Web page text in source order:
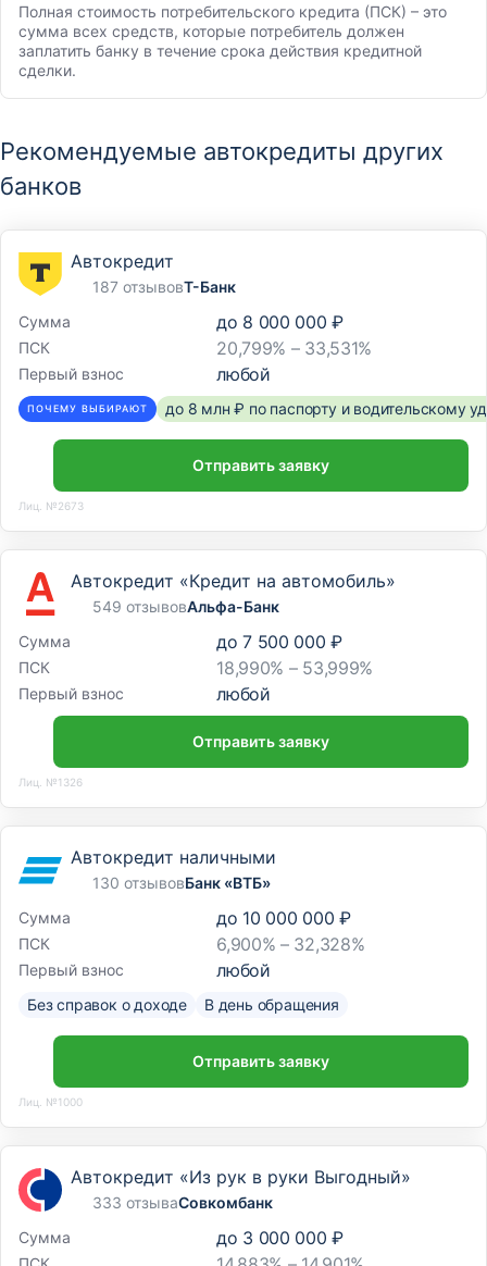
Полная стоимость потребительского кредита (ПСК) – это
сумма всех средств, которые потребитель должен
заплатить банку в течение срока действия кредитной
сделки.
Рекомендуемые автокредиты других
банков
Автокредит
187 отзывовТ-Банк
Сумма
до 8 000 000 ₽
ПСК 20,799% – 33,531%
Первый взнос любой
ПОЧЕМУ ВЫБИРАЮТ до 8 млн ₽ по паспорту и водительскому
Отправить заявку
Лиц. №2673
Автокредит «Кредит на автомобиль»
549 отзывовАльфа-Банк
Сумма
до 7 500 000 ₽
ПСК 18,990% – 53,999%
Первый взнос любой
Отправить заявку
Лиц. №1326
Автокредит наличными
130 отзывовБанк «ВТБ»
Сумма
до 10 000 000 ₽
ПСК 6,900% – 32,328%
Первый взнос любой
Без справок о доходе В день обращения
Отправить заявку
Лиц. №1000
Автокредит «Из рук в руки Выгодный»
333 отзываСовкомбанк
Сумма
до 3 000 000 ₽